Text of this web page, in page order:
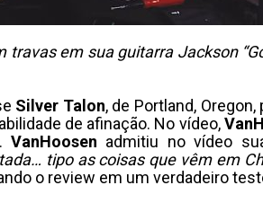
em sua guitarra Jackson
Silver Talon, de Portland,
de afinação. No vídeo,
VanHoosen admitiu no vídeo
tipo as coisas que vêm em
o review em um verdadeiro